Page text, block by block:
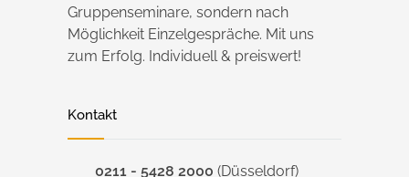
Gruppenseminare, sondern nach
Möglichkeit Einzelgespräche. Mit uns
zum Erfolg. Individuell & preiswert!
Kontakt
0211 - 5428 2000 (Düsseldorf)